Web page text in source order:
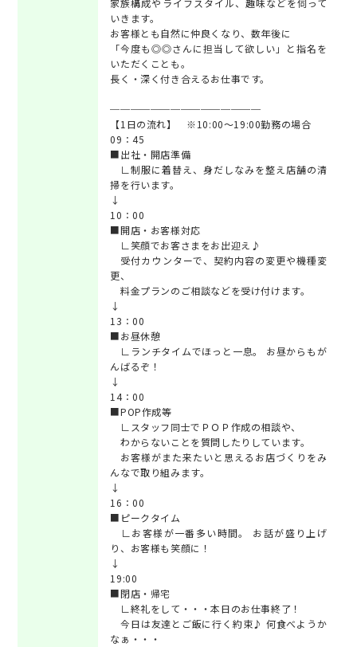
家族構成やライフスタイル、趣味などを伺って
いきます。
お客様とも自然に仲良くなり、数年後に
「今度も◎◎さんに担当して欲しい」と指名を
いただくことも。
長く・深く付き合えるお仕事です。
───────────────
【1日の流れ】 ※10:00～19:00勤務の場合
09：45
■出社・開店準備
∟制服に着替え、身だしなみを整え店舗の清
掃を行います。
↓
10：00
■開店・お客様対応
∟笑顔でお客さまをお出迎え♪
受付カウンターで、契約内容の変更や機種変
更、
料金プランのご相談などを受け付けます。
↓
13：00
■お昼休憩
∟ランチタイムでほっと一息。 お昼からもが
んばるぞ！
↓
14：00
■POP作成等
∟スタッフ同士でＰＯＰ作成の相談や、
わからないことを質問したりしています。
お客様がまた来たいと思えるお店づくりをみ
んなで取り組みます。
↓
16：00
■ピークタイム
∟お客様が一番多い時間。 お話が盛り上げ
り、お客様も笑顔に！
↓
19:00
■閉店・帰宅
∟終礼をして・・・本日のお仕事終了！
今日は友達とご飯に行く約束♪ 何食べようか
なぁ・・・